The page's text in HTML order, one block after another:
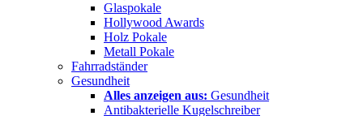
Glaspokale
Hollywood Awards
Holz Pokale
Metall Pokale
Fahrradständer
Gesundheit
Alles anzeigen aus: Gesundheit
Antibakterielle Kugelschreiber